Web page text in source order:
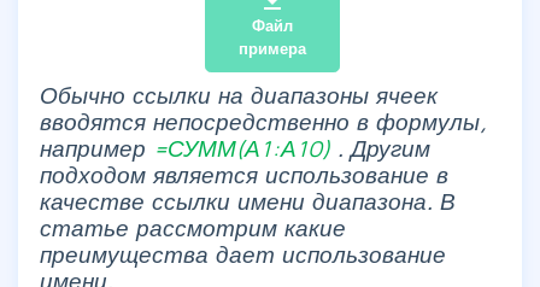
Файл
примера
Обычно ссылки на диапазоны ячеек
вводятся непосредственно в формулы,
например =СУММ(А1:А10) . Другим
подходом является использование в
качестве ссылки имени диапазона. В
статье рассмотрим какие
преимущества дает использование
имени.